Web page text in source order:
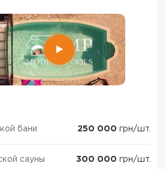
басейнів, інше обладнання...
бани 250 000 грн/шт.
сауны 300 000 грн/шт.